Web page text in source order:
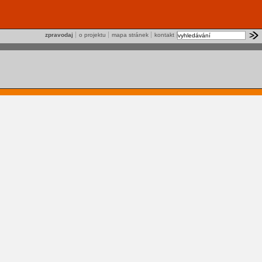
kontakt
mapa stránek
o projektu
zpravodaj